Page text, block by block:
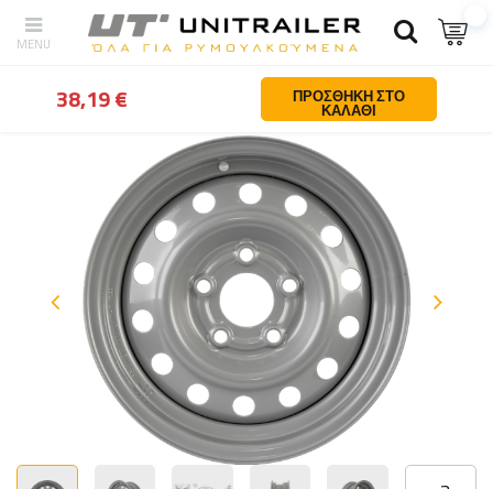
Πίσω Σπίτι Τροχοι ζαντες ελαστικα Ζαντες για ρυμουλκουμενα
38,19 € ΠΡΟΣΘΉΚΗ ΣΤΟ
ΚΑΛΆΘΙ